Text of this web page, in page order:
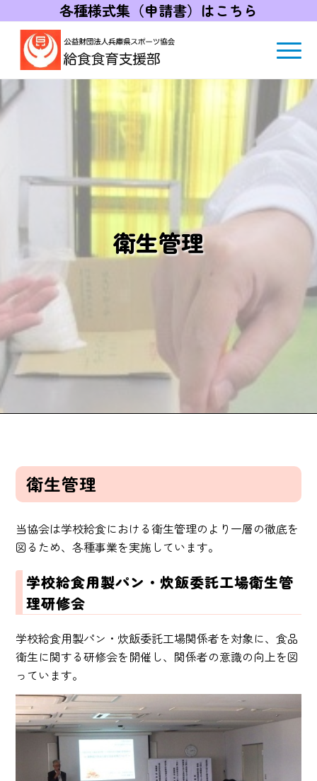
各種様式集（申請書）はこちら
衛生管理
衛生管理
当協会は学校給食における衛生管理のより一層の徹底を
図るため、各種事業を実施しています。
学校給食用製パン・炊飯委託工場衛生管
理研修会
学校給食用製パン・炊飯委託工場関係者を対象に、食品
衛生に関する研修会を開催し、関係者の意識の向上を図
っています。